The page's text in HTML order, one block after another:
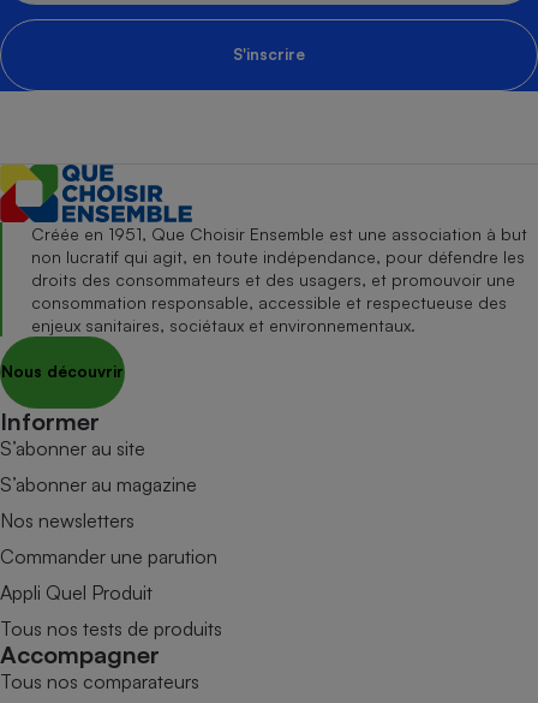
S'inscrire
Créée en 1951, Que Choisir Ensemble est une association à but
non lucratif qui agit, en toute indépendance, pour défendre les
droits des consommateurs et des usagers, et promouvoir une
consommation responsable, accessible et respectueuse des
enjeux sanitaires, sociétaux et environnementaux.
Nous découvrir
Informer
S’abonner au site
S’abonner au magazine
Nos newsletters
Commander une parution
Appli Quel Produit
Tous nos tests de produits
Accompagner
Tous nos comparateurs